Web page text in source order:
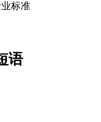
标准
语